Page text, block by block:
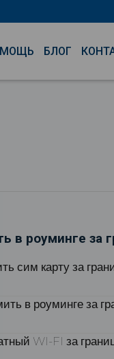
БЛОГ
в роуминге за
сим карту за
в роуминге за
WI-FI за